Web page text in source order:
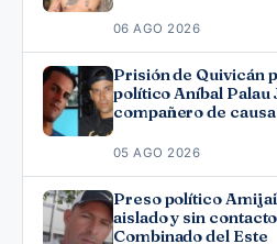
06 AGO 2026
Prisión de Quivicán
político Aníbal Palau
compañero de
05 AGO 2026
Preso político
aislado y sin
Combinado del Este